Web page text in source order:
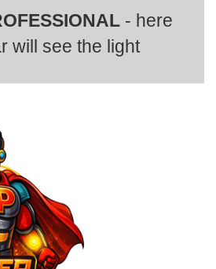
- here
will see the light